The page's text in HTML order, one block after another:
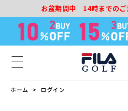
お盆期間中 14時までのご
ホーム ログイン